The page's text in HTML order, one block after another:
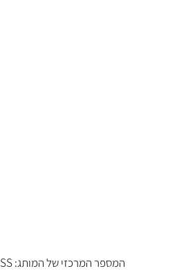
המספר המרכזי של המותג: MAKE THE MOST OF YOUR PROCESS